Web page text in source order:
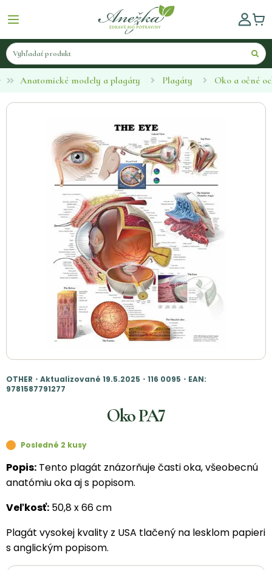
Anatomické modely a plagáty Plagáty Oko a očné
OTHER・Aktualizované 19.5.2025・116 0095・EAN:
9781587791277
Oko PA7
Posledné 2 kusy
Popis: Tento plagát znázorňuje časti oka, všeobecnú
anatómiu oka aj s popisom.
Veľkosť: 50,8 x 66 cm
Plagát vysokej kvality z USA tlačený na lesklom papieri
s anglickým popisom.